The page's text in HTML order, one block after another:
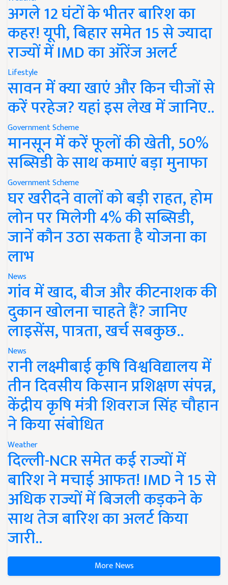
अगले 12 घंटों के भीतर बारिश का
कहर! यूपी, बिहार समेत 15 से ज्यादा
राज्यों में IMD का ऑरेंज अलर्ट
Lifestyle
सावन में क्या खाएं और किन चीजों से
करें परहेज? यहां इस लेख में जानिए..
Government Scheme
मानसून में करें फूलों की खेती, 50%
सब्सिडी के साथ कमाएं बड़ा मुनाफा
Government Scheme
घर खरीदने वालों को बड़ी राहत, होम
लोन पर मिलेगी 4% की सब्सिडी,
जानें कौन उठा सकता है योजना का
लाभ
News
गांव में खाद, बीज और कीटनाशक की
दुकान खोलना चाहते हैं? जानिए
लाइसेंस, पात्रता, खर्च सबकुछ..
News
रानी लक्ष्मीबाई कृषि विश्वविद्यालय में
तीन दिवसीय किसान प्रशिक्षण संपन्न,
केंद्रीय कृषि मंत्री शिवराज सिंह चौहान
ने किया संबोधित
Weather
दिल्ली-NCR समेत कई राज्यों में
बारिश ने मचाई आफत! IMD ने 15 से
अधिक राज्यों में बिजली कड़कने के
साथ तेज बारिश का अलर्ट किया
जारी..
More News